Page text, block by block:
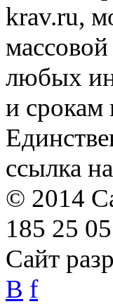
krav.ru,
любых
и срокам
ссылка
© 2014
185 25 05
Сайт
B f